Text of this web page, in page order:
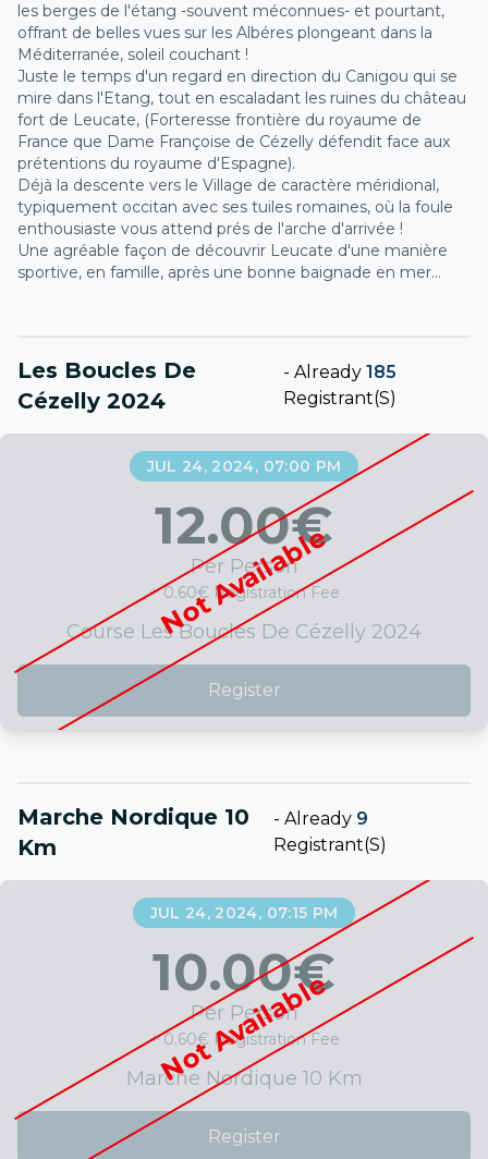
les berges de l'étang -souvent méconnues- et pourtant,
offrant de belles vues sur les Albéres plongeant dans la
Méditerranée, soleil couchant !
Juste le temps d'un regard en direction du Canigou qui se
mire dans l'Etang, tout en escaladant les ruines du château
fort de Leucate, (Forteresse frontière du royaume de
France que Dame Françoise de Cézelly défendit face aux
prétentions du royaume d'Espagne).
Déjà la descente vers le Village de caractère méridional,
typiquement occitan avec ses tuiles romaines, où la foule
enthousiaste vous attend prés de l'arche d'arrivée !
Une agréable façon de découvrir Leucate d'une manière
sportive, en famille, après une bonne baignade en mer...
Les Boucles De
Cézelly 2024
-Already 185
Registrant(s)
Not Available
JUL 24, 2024, 07:00 PM
12.00€
Per Person
+ 0.60€ Registration Fee
Course Les Boucles De Cézelly 2024
Register
Marche Nordique 10
Km
- Already 9
Registrant(s)
Not Available
JUL 24, 2024, 07:15 PM
10.00€
Per Person
+ 0.60€ Registration Fee
Marche Nordique 10 Km
Register